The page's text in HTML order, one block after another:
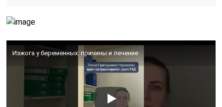
Изжога у беременных: причины и лечение